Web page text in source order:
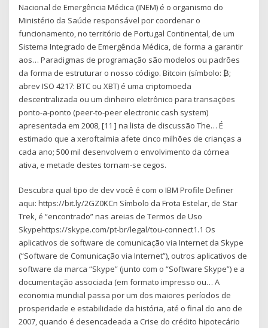
Nacional de Emergência Médica (INEM) é o organismo do
Ministério da Saúde responsável por coordenar o
funcionamento, no território de Portugal Continental, de um
Sistema Integrado de Emergência Médica, de forma a garantir
aos… Paradigmas de programação são modelos ou padrões
da forma de estruturar o nosso código. Bitcoin (símbolo: ₿;
abrev ISO 4217: BTC ou XBT) é uma criptomoeda
descentralizada ou um dinheiro eletrônico para transações
ponto-a-ponto (peer-to-peer electronic cash system)
apresentada em 2008, [11 ] na lista de discussão The… É
estimado que a xeroftalmia afete cinco milhões de crianças a
cada ano; 500 mil desenvolvem o envolvimento da córnea
ativa, e metade destes tornam-se cegos.
Descubra qual tipo de dev você é com o IBM Profile Definer
aqui: https://bit.ly/2GZ0KCn Símbolo da Frota Estelar, de Star
Trek, é “encontrado” nas areias de Termos de Uso
Skypehttps://skype.com/pt-br/legal/tou-connect1.1 Os
aplicativos de software de comunicação via Internet da Skype
(“Software de Comunicação via Internet”), outros aplicativos de
software da marca “Skype” (junto com o “Software Skype”) e a
documentação associada (em formato impresso ou… A
economia mundial passa por um dos maiores períodos de
prosperidade e estabilidade da história, até o final do ano de
2007, quando é desencadeada a Crise do crédito hipotecário